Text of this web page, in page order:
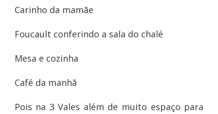
Carinho da mamãe
Foucault conferindo a sala do chalé
Mesa e cozinha
Café da manhã
Pois na 3 Vales além de muito espaço para